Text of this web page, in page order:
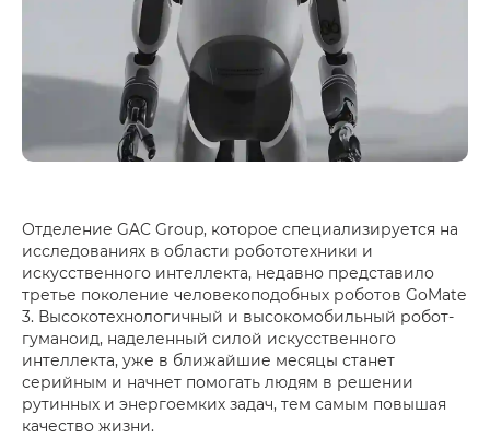
Отделение GAC Group, которое специализируется на
исследованиях в области робототехники и
искусственного интеллекта, недавно представило
третье поколение человекоподобных роботов GoMate
3. Высокотехнологичный и высокомобильный робот-
гуманоид, наделенный силой искусственного
интеллекта, уже в ближайшие месяцы станет
серийным и начнет помогать людям в решении
рутинных и энергоемких задач, тем самым повышая
качество жизни.